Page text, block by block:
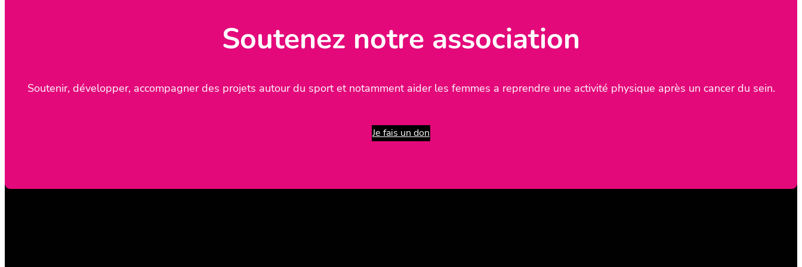
Soutenez notre association
Soutenir, développer, accompagner des projets autour du sport et notamment aider les femmes a reprendre une activité physique après un cancer du sein.
Je fais un don